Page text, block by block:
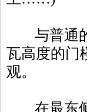
与普通的
瓦高度的门
观。
在最东侧